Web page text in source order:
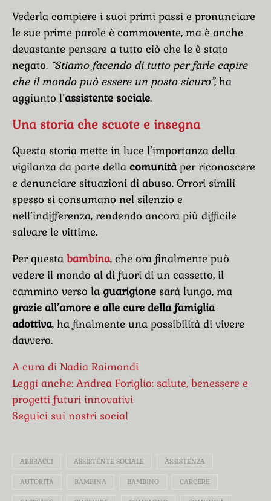
Vederla compiere i suoi primi passi e pronunciare
le sue prime parole è commovente, ma è anche
devastante pensare a tutto ciò che le è stato
negato. “Stiamo facendo di tutto per farle capire
che il mondo può essere un posto sicuro”, ha
aggiunto l’assistente sociale.
Una storia che scuote e insegna
Questa storia mette in luce l’importanza della
vigilanza da parte della comunitàper riconoscere
e denunciare situazioni di abuso. Orrori simili
spesso si consumano nel silenzio e
nell’indifferenza, rendendo ancora più difficile
salvare le vittime.
Per questa bambina, che ora finalmente può
vedere il mondo al di fuori di un cassetto, il
cammino verso la guarigione sarà lungo, ma
grazie all’amore e alle cure della famiglia
adottiva, ha finalmente una possibilità di vivere
davvero.
A cura di Nadia Raimondi
Leggi anche: Andrea Foriglio: salute, benessere e
progetti futuri innovativi
Seguici sui nostri social
ABBRACCI ASSISTENTE SOCIALE ASSISTENZA
AUTORITÀ BAMBINA BAMBINO CARCERE